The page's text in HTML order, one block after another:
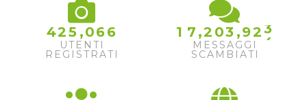
425 ,066
UTENTI
REGISTRATI
1 7 ,2 03 ,924
MESSAGGI
SCAMBIATI